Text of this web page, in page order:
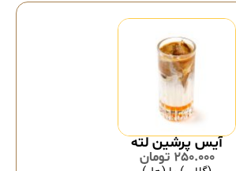
آیس پرشین لته
250.000 تومان